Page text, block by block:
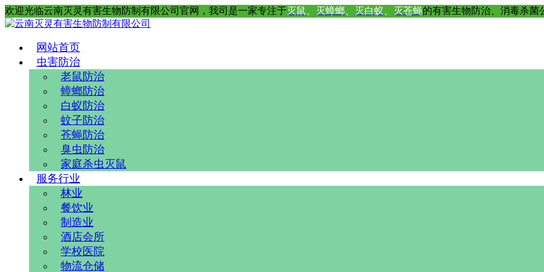
欢迎光临云南灭灵有害生物防制有限公司官网，我司是一家专注于灭鼠 灭蟑螂 灭白蚁 灭苍蝇的有害生物防治、消毒杀菌
网站首页
虫害防治
老鼠防治
蟑螂防治
白蚁防治
蚊子防治
苍蝇防治
臭虫防治
家庭杀虫灭鼠
服务行业
林业
餐饮业
制造业
酒店会所
学校医院
物流仓储